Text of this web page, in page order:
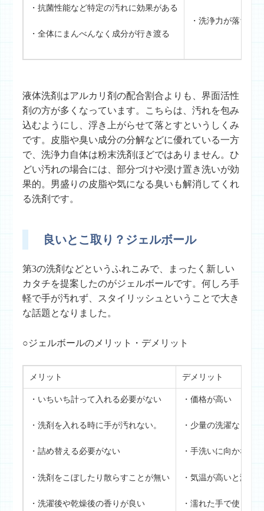
・抗菌性能など特定の汚れに効果がある
・全体にまんべんなく成分が行き渡る
・洗浄力が落ちる
液体洗剤はアルカリ剤の配合割合よりも、界面活性
剤の方が多くなっています。こちらは、汚れを包み
込むようにし、浮き上がらせて落とすというしくみ
です。皮脂や臭い成分の分解などに優れている一方
で、洗浄力自体は粉末洗剤ほどではありません。ひ
どい汚れの場合には、部分づけや浸け置き洗いが効
果的。男盛りの皮脂や気になる臭いも解消してくれ
る洗剤です。
良いとこ取り？ジェルボール
第3の洗剤などというふれこみで、まったく新しい
カタチを提案したのがジェルボールです。何しろ手
軽で手が汚れず、スタイリッシュということで大き
な話題となりました。
○ジェルボールのメリット・デメリット
メリット デメリット
・いちいち計って入れる必要がない
・洗剤を入れる時に手が汚れない。
・詰め替える必要がない
・洗剤をこぼしたり散らすことが無い
・洗濯後や乾燥後の香りが良い
・価格が高い
・少量の洗濯など調
・手洗いに向かない
・気温が高いと溶け
・濡れた手で使うと